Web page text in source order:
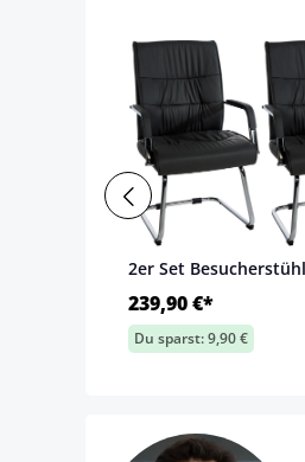
2er Set
239,90 €*
Du sparst: 9,90 €